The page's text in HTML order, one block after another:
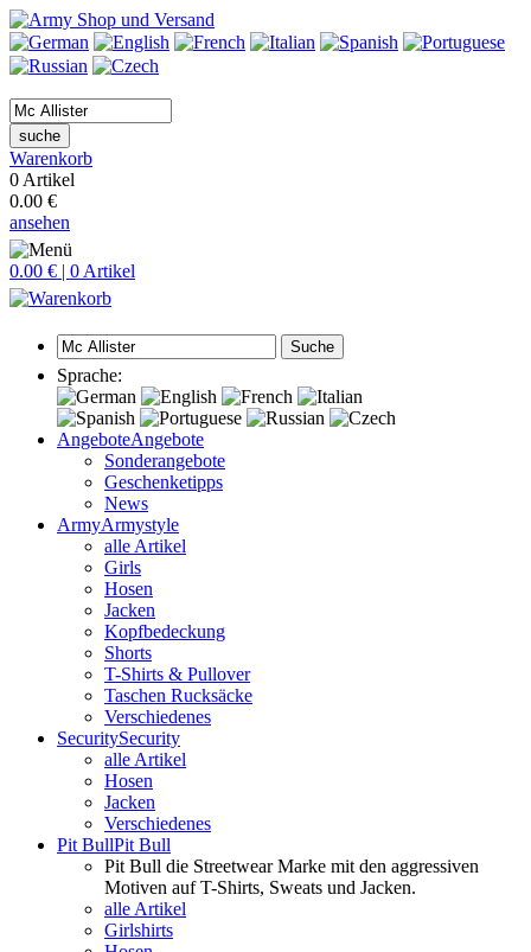
suche
Warenkorb
0 Artikel
0.00 €
ansehen
0.00 € | 0 Artikel
Suche
Sprache:
AngeboteAngebote
Sonderangebote
Geschenketipps
News
ArmyArmystyle
alle Artikel
Girls
Hosen
Jacken
Kopfbedeckung
Shorts
T-Shirts & Pullover
Taschen Rucksäcke
Verschiedenes
SecuritySecurity
alle Artikel
Hosen
Jacken
Verschiedenes
Pit BullPit Bull
Pit Bull die Streetwear Marke mit den aggressiven
Motiven auf T-Shirts, Sweats und Jacken.
alle Artikel
Girlshirts